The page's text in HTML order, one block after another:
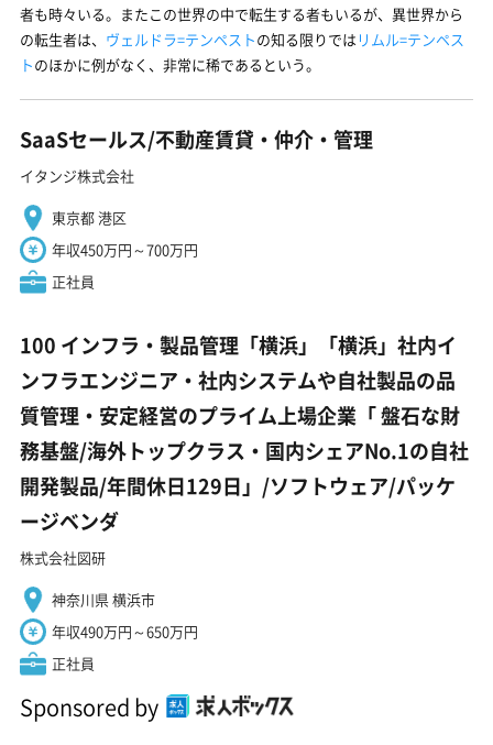
者も時々いる。またこの世界の中で転生する者もいるが、異世界から
の転生者は、 ヴェルドラ=テンペストの知る限りでは リムル=テンペス
トのほかに例がなく、非常に稀であるという。
SaaSセールス/不動産賃貸・仲介・管理
イタンジ株式会社
東京都 港区
年収450万円～700万円
正社員
100 インフラ・製品管理「横浜」「横浜」社内イ
ンフラエンジニア・社内システムや自社製品の品
質管理・安定経営のプライム上場企業「 盤石な財
務基盤/海外トップクラス・国内シェアNo.1の自社
開発製品/年間休日129日」/ソフトウェア/パッケ
ージベンダ
株式会社図研
神奈川県 横浜市
年収490万円～650万円
正社員
Sponsored by